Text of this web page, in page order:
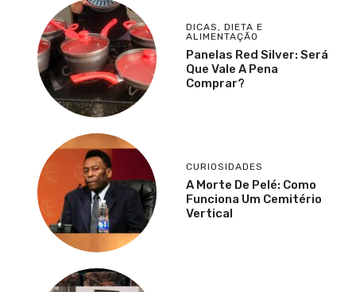
DICAS , DIETA E
ALIMENTAÇÃO
Panelas Red Silver: Será
Que Vale A Pena
Comprar?
CURIOSIDADES
A Morte De Pelé: Como
Funciona Um Cemitério
Vertical